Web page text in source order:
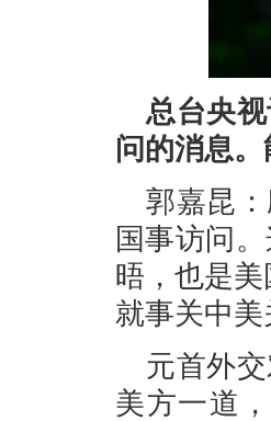
总台央
问的消息
郭嘉昆
国事访问
晤，也是
就事关中
元首外
美方一道